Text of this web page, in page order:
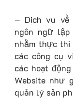
– Dịch vụ về
ngôn ngữ
nhằm thực thi
các công cụ
các hoạt
Website như
quản lý sản